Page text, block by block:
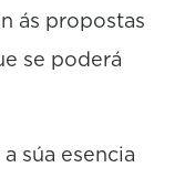
ás propostas
se poderá
súa esencia